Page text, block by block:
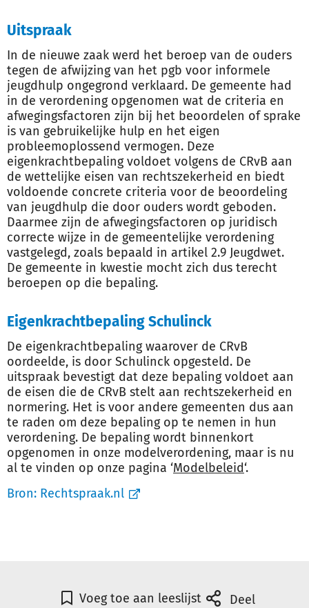
Uitspraak
In de nieuwe zaak werd het beroep van de ouders
tegen de afwijzing van het pgb voor informele
jeugdhulp ongegrond verklaard. De gemeente had
in de verordening opgenomen wat de criteria en
afwegingsfactoren zijn bij het beoordelen of sprake
is van gebruikelijke hulp en het eigen
probleemoplossend vermogen. Deze
eigenkrachtbepaling voldoet volgens de CRvB aan
de wettelijke eisen van rechtszekerheid en biedt
voldoende concrete criteria voor de beoordeling
van jeugdhulp die door ouders wordt geboden.
Daarmee zijn de afwegingsfactoren op juridisch
correcte wijze in de gemeentelijke verordening
vastgelegd, zoals bepaald in artikel 2.9 Jeugdwet.
De gemeente in kwestie mocht zich dus terecht
beroepen op die bepaling.
Eigenkrachtbepaling Schulinck
De eigenkrachtbepaling waarover de CRvB
oordeelde, is door Schulinck opgesteld. De
uitspraak bevestigt dat deze bepaling voldoet aan
de eisen die de CRvB stelt aan rechtszekerheid en
normering. Het is voor andere gemeenten dus aan
te raden om deze bepaling op te nemen in hun
verordening. De bepaling wordt binnenkort
opgenomen in onze modelverordening, maar is nu
al te vinden op onze pagina ‘Modelbeleid‘.
Bron: Rechtspraak.nl
Voeg toe aan leeslijst Deel